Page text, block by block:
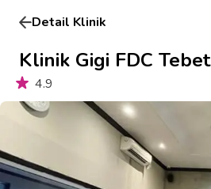
Detail Klinik
Klinik Gigi FDC Tebet
4.9